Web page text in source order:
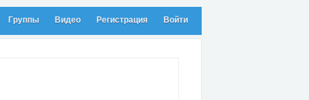
Группы Видео Регистрация Войти